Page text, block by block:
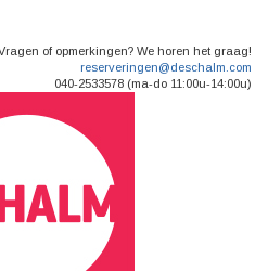
of opmerkingen? We horen het graag!
reserveringen@deschalm.com
040-2533578 (ma-do 11:00u-14:00u)